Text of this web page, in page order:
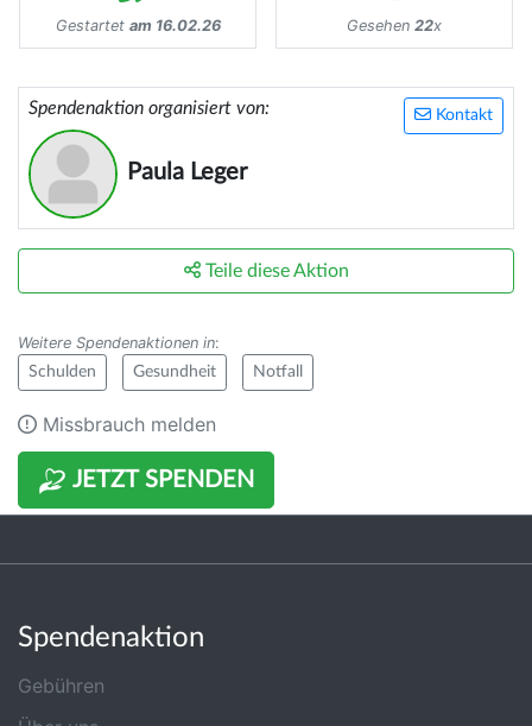
Gestartet am 16.02.26 Gesehen 22x
Kontakt
Spendenaktion organisiert von:
Paula Leger
JETZT SPENDEN
Teile diese Aktion
Weitere Spendenaktionen in:
Schulden Gesundheit Notfall
Missbrauch melden
Spendenaktion
Gebühren